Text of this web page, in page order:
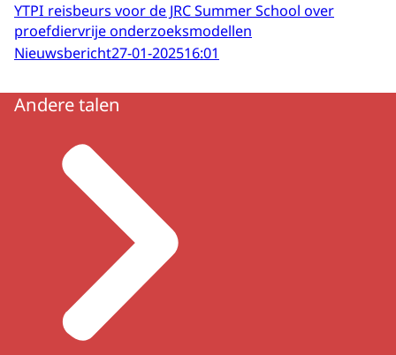
YTPI reisbeurs voor de JRC Summer School over
proefdiervrije onderzoeksmodellen
Nieuwsbericht27-01-202516:01
Andere talen